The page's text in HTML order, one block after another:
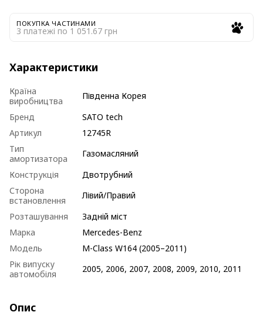
ПОКУПКА ЧАСТИНАМИ
3 платежі по 1 051.67 грн
Характеристики
Країна
виробництва
Південна Корея
Бренд
SATO tech
Артикул
12745R
Тип
амортизатора
Газомасляний
Конструкція
Двотрубний
Сторона
встановлення
Лівий/Правий
Розташування
Задній міст
Марка
Mercedes-Benz
Модель
M-Class W164 (2005–2011)
Рік випуску
автомобіля
2005, 2006, 2007, 2008, 2009, 2010, 2011
Опис